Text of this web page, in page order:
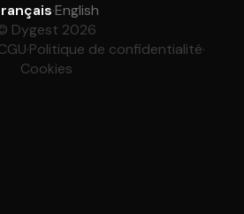
·English
Dygest 2026
·Politique de confidentialité·
Cookies